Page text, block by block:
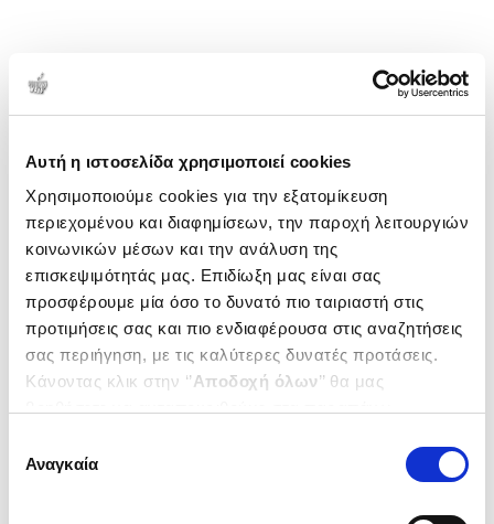
Αυτή η ιστοσελίδα χρησιμοποιεί cookies
Χρησιμοποιούμε cookies για την εξατομίκευση
περιεχομένου και διαφημίσεων, την παροχή λειτουργιών
κοινωνικών μέσων και την ανάλυση της
επισκεψιμότητάς μας. Επιδίωξη μας είναι σας
προσφέρουμε μία όσο το δυνατό πιο ταιριαστή στις
προτιμήσεις σας και πιο ενδιαφέρουσα στις αναζητήσεις
σας περιήγηση, με τις καλύτερες δυνατές προτάσεις.
Κάνοντας κλικ στην ‘’Αποδοχή όλων’’ θα μας
ενδιαφέρουν και να επιλέξετε από τα παρακάτω με την
΄΄και να ενημερωθείτε σχετικά με
συγκατάθεσης
Αναγκαία